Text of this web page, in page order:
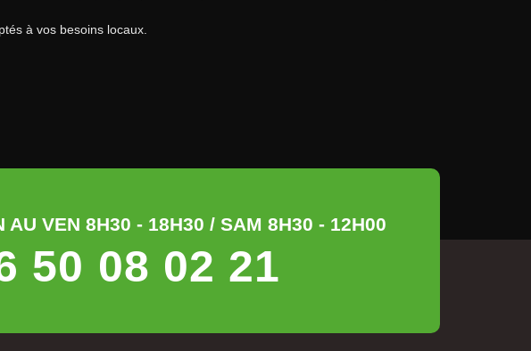
à vos besoins locaux.
AU VEN 8H30 - 18H30 / SAM 8H30 - 12H00
50 08 02 21